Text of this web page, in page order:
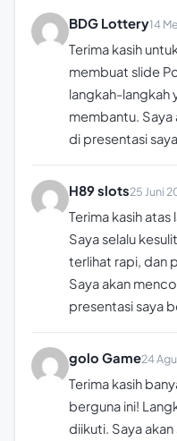
BDG Lottery14
Terima kasih
membuat slide
langkah-langkah
membantu.
di presentasi
H89 slots25 Juni
Terima kasih
Saya selalu
terlihat rapi, dan
Saya akan
presentasi saya
golo Game24
Terima kasih
berguna ini!
diikuti. Saya